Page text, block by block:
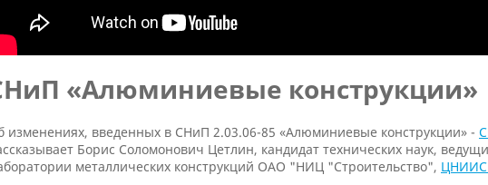
«Алюминиевые конструкции»
изменениях, введенных в СНиП 2.03.06-85 «Алюминиевые конструкции» -
Борис Соломонович Цетлин, кандидат технических наук,
металлических конструкций ОАО "НИЦ "Строительство",